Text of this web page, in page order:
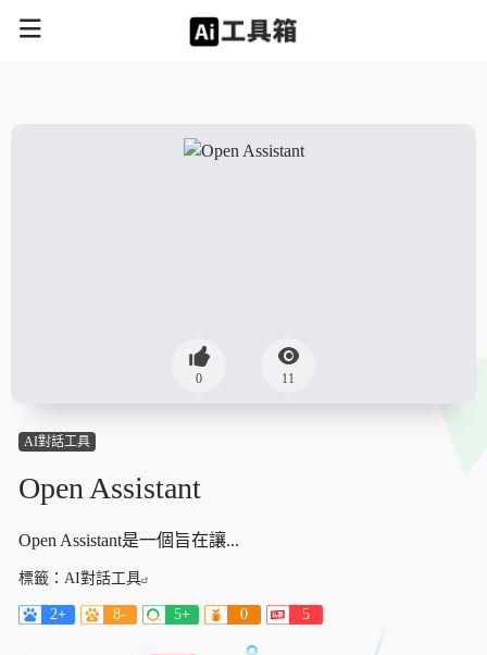
0 11
AI對話工具
Open Assistant
Open Assistant是一個旨在讓...
標籤： AI對話工具
2+ 8- 5+ 0 5